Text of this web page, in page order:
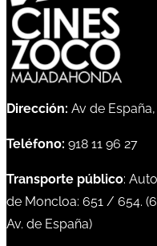
Dirección: Av de
Teléfono: 918 11 96 27
Transporte público:
de Moncloa: 651 / 654. (
Av. de España)